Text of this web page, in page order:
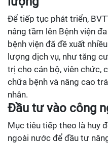
Để tiếp tục phát triển,
nâng tầm lên Bệnh viện
bệnh viện đã đề xuất
lượng dịch vụ, như tăng
trị cho cán bộ, viên chức,
chữa bệnh và nâng cao
nhân.
Đầu tư vào công
Mục tiêu tiếp theo là huy
ngoài nước để đầu tư